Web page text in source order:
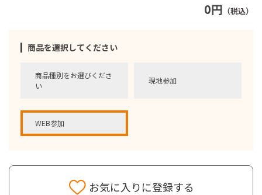
0円 （税込）
商品を選択してください
商品種別をお選びくださ
い
現地参加
WEB参加
お気に入りに登録する